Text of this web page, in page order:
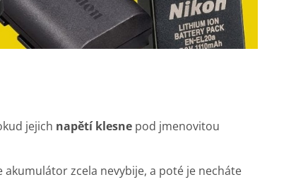
jejich napětí klesne pod jmenovitou
zcela nevybije, a poté je necháte